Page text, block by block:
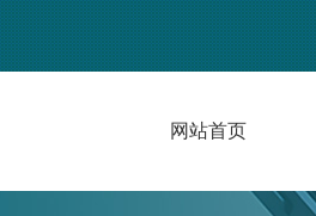
网站首页